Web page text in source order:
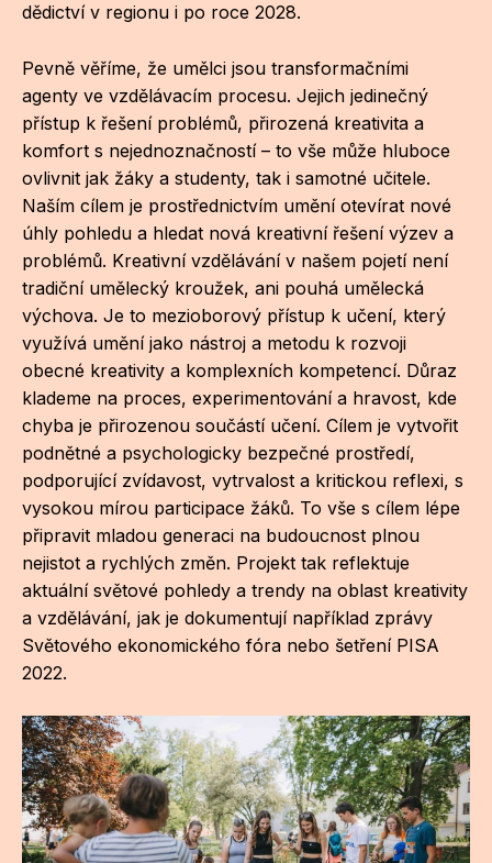
dědictví v regionu i po roce 2028.
Pevně věříme, že umělci jsou transformačními
agenty ve vzdělávacím procesu. Jejich jedinečný
přístup k řešení problémů, přirozená kreativita a
komfort s nejednoznačností – to vše může hluboce
ovlivnit jak žáky a studenty, tak i samotné učitele.
Naším cílem je prostřednictvím umění otevírat nové
úhly pohledu a hledat nová kreativní řešení výzev a
problémů. Kreativní vzdělávání v našem pojetí není
tradiční umělecký kroužek, ani pouhá umělecká
výchova. Je to mezioborový přístup k učení, který
využívá umění jako nástroj a metodu k rozvoji
obecné kreativity a komplexních kompetencí. Důraz
klademe na proces, experimentování a hravost, kde
chyba je přirozenou součástí učení. Cílem je vytvořit
podnětné a psychologicky bezpečné prostředí,
podporující zvídavost, vytrvalost a kritickou reflexi, s
vysokou mírou participace žáků. To vše s cílem lépe
připravit mladou generaci na budoucnost plnou
nejistot a rychlých změn. Projekt tak reflektuje
aktuální světové pohledy a trendy na oblast kreativity
a vzdělávání, jak je dokumentují například zprávy
Světového ekonomického fóra nebo šetření PISA
2022.